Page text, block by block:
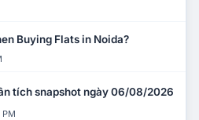
Buying Flats in Noida?
tích snapshot ngày 06/08/2026